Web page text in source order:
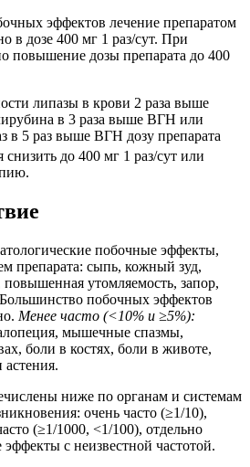
эффектов лечение препаратом
в дозе 400 мг 1 раз/сут. При
повышение дозы препарата до 400
липазы в крови 2 раза выше
в 3 раза выше ВГН или
в 5 раз выше ВГН дозу препарата
снизить до 400 мг 1 раз/сут или
побочные эффекты,
препарата: сыпь, кожный зуд,
утомляемость, запор,
побочных эффектов
Менее часто (<10% и ≥5%):
мышечные спазмы,
боли в костях, боли в животе,
ниже по органам и системам
очень часто (≥1/10),
(≥1/1000, <1/100), отдельно
с неизвестной частотой.